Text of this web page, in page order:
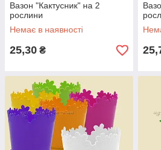
Вазон "Кактусник" на 2
рослини
Немає в наявності
25,30 ₴